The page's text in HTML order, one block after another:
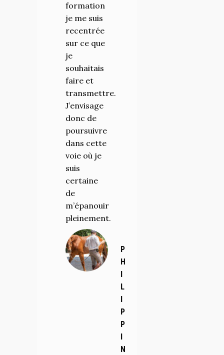
formation
je me suis
recentrée
sur ce que
je
souhaitais
faire et
transmettre.
J’envisage
donc de
poursuivre
dans cette
voie où je
suis
certaine
de
m’épanouir
pleinement.
P
H
I
L
I
P
P
I
N